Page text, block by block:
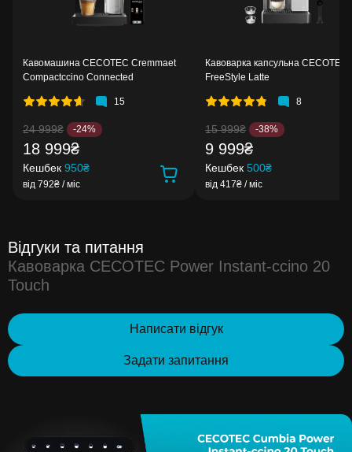
Кавомашина CECOTEC Cremmaet
Compactccino Connected
15
24 999₴ -24%
18 999₴
Кешбек 950₴
від 792₴ / міс
Кавоварка капсульна CECOTEC
FreeStyle Latte
8
15 999₴ -38%
9 999₴
Кешбек 500₴
від 417₴ / міс
Відгуки та питання
Кавоварка CECOTEC Power Instant-ccino 20
Touch
Написати відгук
Задати запитання